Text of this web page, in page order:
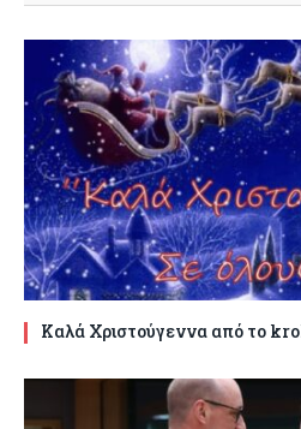
Καλά Χριστούγεννα από το